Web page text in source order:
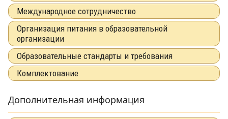
Международное сотрудничество
Организация питания в образовательной
организации
Образовательные стандарты и требования
Комплектование
Дополнительная информация